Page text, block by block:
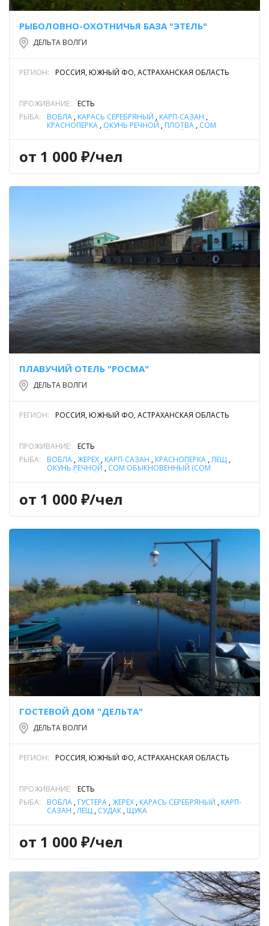
РЫБОЛОВНО-ОХОТНИЧЬЯ БАЗА "ЭТЕЛЬ"
ДЕЛЬТА ВОЛГИ
РЕГИОН: РОССИЯ, ЮЖНЫЙ ФО, АСТРАХАНСКАЯ ОБЛАСТЬ
ПРОЖИВАНИЕ:
ЕСТЬ
РЫБА:
ВОБЛА , КАРАСЬ СЕРЕБРЯНЫЙ , КАРП-САЗАН ,
КРАСНОПЕРКА , ОКУНЬ РЕЧНОЙ , ПЛОТВА , СОМ
от 1 000 ₽/чел
ПЛАВУЧИЙ ОТЕЛЬ "РОСМА"
ДЕЛЬТА ВОЛГИ
РЕГИОН: РОССИЯ, ЮЖНЫЙ ФО, АСТРАХАНСКАЯ ОБЛАСТЬ
ПРОЖИВАНИЕ:
ЕСТЬ
РЫБА:
ВОБЛА ,ЖЕРЕХ , КАРП-САЗАН , КРАСНОПЕРКА ,ЛЕЩ ,
ОКУНЬ РЕЧНОЙ , СОМ ОБЫКНОВЕННЫЙ (СОМ
от 1 000 ₽/чел
ГОСТЕВОЙ ДОМ "ДЕЛЬТА"
ДЕЛЬТА ВОЛГИ
РЕГИОН: РОССИЯ, ЮЖНЫЙ ФО, АСТРАХАНСКАЯ ОБЛАСТЬ
ПРОЖИВАНИЕ:
ЕСТЬ
РЫБА:
ВОБЛА , ГУСТЕРА ,ЖЕРЕХ , КАРАСЬ СЕРЕБРЯНЫЙ , КАРП-
САЗАН ,ЛЕЩ , СУДАК , ЩУКА
от 1 000 ₽/чел